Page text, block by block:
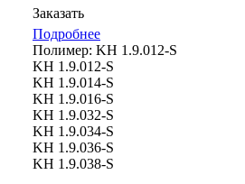
Заказать
Подробнее
Полимер: KH 1.9.012-S
KH 1.9.012-S
KH 1.9.014-S
KH 1.9.016-S
KH 1.9.032-S
KH 1.9.034-S
KH 1.9.036-S
KH 1.9.038-S